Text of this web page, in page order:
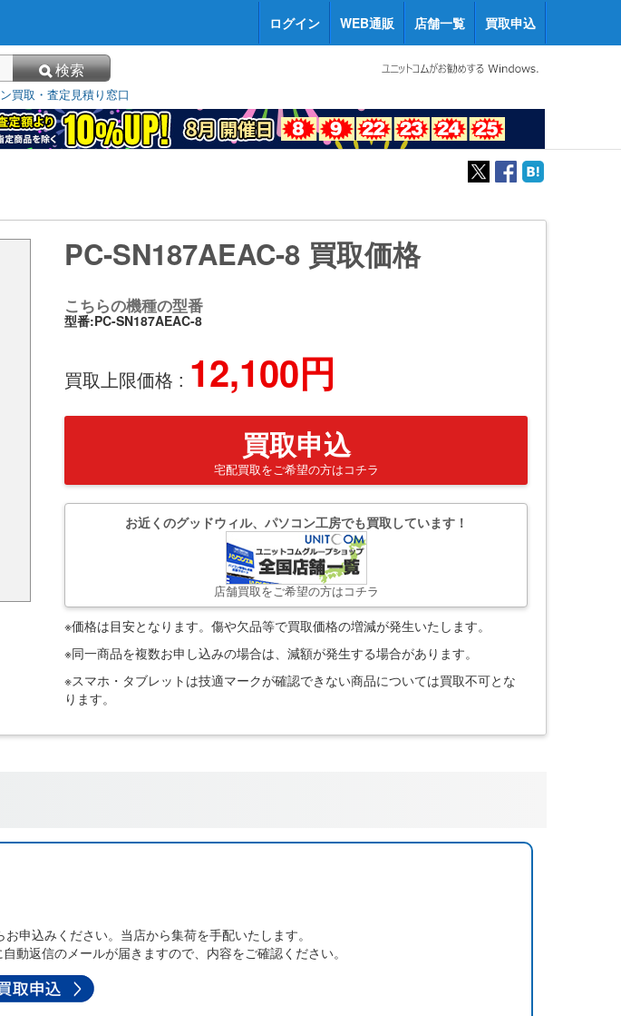
ログイン WEB通販 店舗一覧 買取申込
検索
買取・査定見積り窓口
PC-SN187AEAC-8 買取価格
こちらの機種の型番
型番:PC-SN187AEAC-8
買取上限価格 : 12,100円
買取申込
宅配買取をご希望の方はコチラ
お近くのグッドウィル、パソコン工房でも買取しています！
店舗買取をご希望の方はコチラ
※価格は目安となります。傷や欠品等で買取価格の増減が発生いたします。
※同一商品を複数お申し込みの場合は、減額が発生する場合があります。
※スマホ・タブレットは技適マークが確認できない商品については買取不可とな
ります。
お申込みください。当店から集荷を手配いたします。
動返信のメールが届きますので、内容をご確認ください。